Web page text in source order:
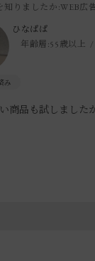
知りましたか:WEB広
ひなぱぱ
年齢層:55歳以上
商品も試しました